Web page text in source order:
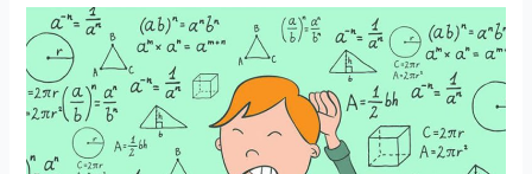
تکنیک‌های
افزایش
سرعت
محاسبات
برای
آزمون‌ها